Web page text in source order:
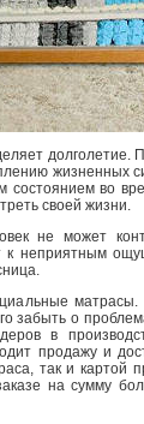
долголетие.
жизненных
состоянием во
своей жизни.
не может
к неприятным
матрасы.
забыть о
в
продажу и
так и картой
на сумму